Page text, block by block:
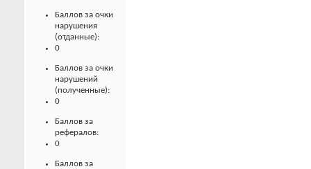
Баллов за очки
нарушения
(отданные):
0
Баллов за очки
нарушений
(полученные):
0
Баллов за
рефералов:
0
Баллов за